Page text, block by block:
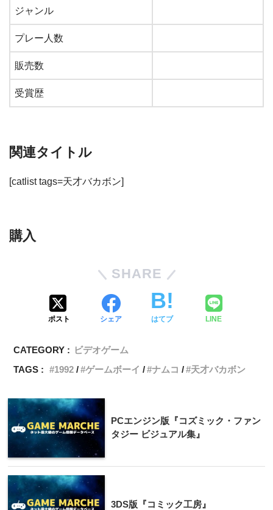
ジャンル
プレー人数
販売数
受賞歴
関連タイトル
[catlist tags=天才バカボン]
購入
SHARE
ポスト シェア はてブ LINE
CATEGORY : ビデオゲーム
TAGS :
1992 ゲームボーイ ナムコ 天才バカボン
PCエンジン版『コズミック・ファン
タジー ビジュアル集』
3DS版『コミック工房』